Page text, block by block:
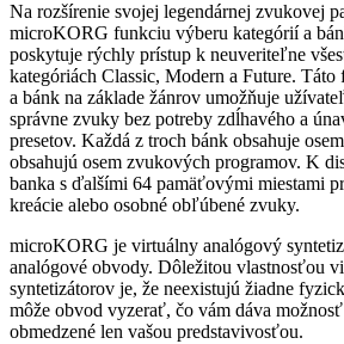
Na rozšírenie svojej legendárnej zvukovej
microKORG funkciu výberu kategórií a
poskytuje rýchly prístup k neuveriteľne
kategóriách Classic, Modern a Future.
a bánk na základe žánrov umožňuje
správne zvuky bez potreby zdĺhavého a
presetov. Každá z troch bánk obsahuje
obsahujú osem zvukových programov. K
banka s ďalšími 64 pamäťovými miestami
kreácie alebo osobné obľúbené zvuky.
microKORG je virtuálny analógový
analógové obvody. Dôležitou vlastnosťou
syntetizátorov je, že neexistujú žiadne
môže obvod vyzerať, čo vám dáva
obmedzené len vašou predstavivosťou.